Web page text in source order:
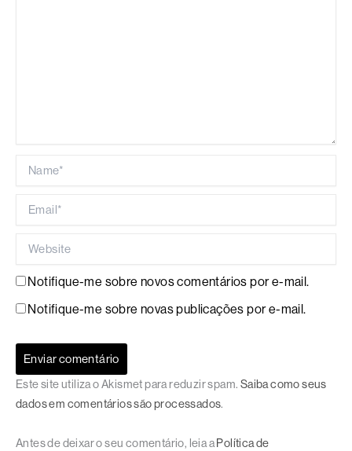
Notifique-me sobre novos comentários por e-mail.
Notifique-me sobre novas publicações por e-mail.
Este site utiliza o Akismet para reduzir spam. Saiba como seus
dados em comentários são processados.
Antes de deixar o seu comentário, leia aPolítica de